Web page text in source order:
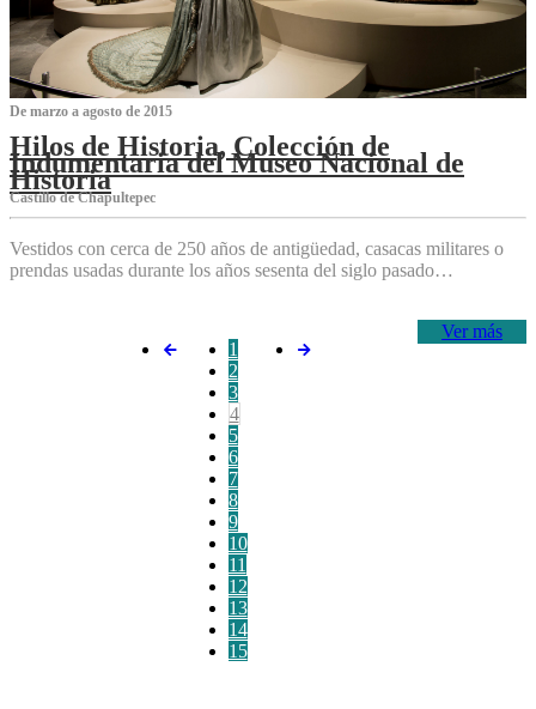
De marzo a agosto de 2015
Hilos de Historia, Colección de
Indumentaria del Museo Nacional de
Historia
Castillo de Chapultepec
Vestidos con cerca de 250 años de antigüedad, casacas militares o
prendas usadas durante los años sesenta del siglo pasado…
Ver más
1
2
3
4
5
6
7
8
9
10
11
12
13
14
15